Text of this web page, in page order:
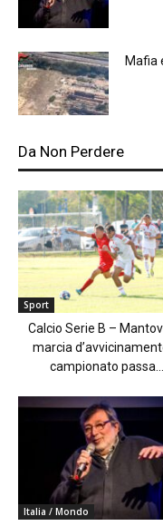
Mafia
Da Non Perdere
Sport
Calcio Serie B –
marcia
campionato passa...
Italia / Mondo